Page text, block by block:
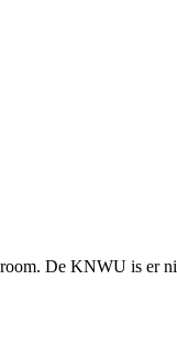
De KNWU is er